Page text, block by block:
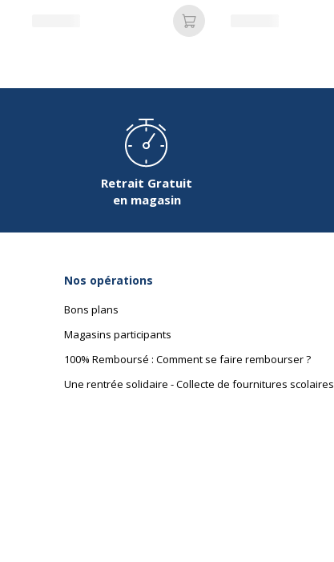
Dimensions et poids
Dimensions et poids
Hauteur
Largeur
Profondeur
Ajouter au panier
Retrait Gratuit
en magasin
Nos opérations
Bons plans
Magasins participants
100% Remboursé : Comment se faire rembourser ?
Une rentrée solidaire - Collecte de fournitures scolaires